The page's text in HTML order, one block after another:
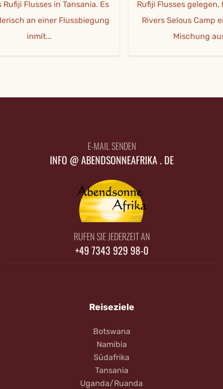
Flusses in Tansania. Es
an einer Flussbiegung
inmit...
Rufiji Flusses gelegen,
Rivers Selous Camp eine
Mischung aus
E-MAIL SENDEN
INFO @ ABENDSONNEAFRIKA . DE
RUFEN SIE JEDERZEIT AN
+49 7343 929 98-0
Reiseziele
Botswana
Namibia
Südafrika
Tansania
Uganda/Ruanda